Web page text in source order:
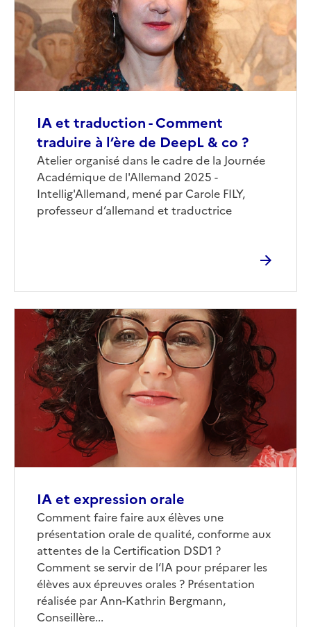
IA et traduction - Comment
traduire à l’ère de DeepL & co ?
Corps
Atelier organisé dans le cadre de la Journée
Académique de l'Allemand 2025 -
Intellig'Allemand, mené par Carole FILY,
professeur d’allemand et traductrice
IA et expression orale
Corps
Comment faire faire aux élèves une
présentation orale de qualité, conforme aux
attentes de la Certification DSD1 ?
Comment se servir de l‘IA pour préparer les
élèves aux épreuves orales ? Présentation
réalisée par Ann-Kathrin Bergmann,
Conseillère...
Image
couverture
(conseillée)